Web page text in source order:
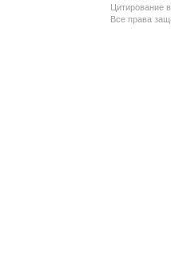
Цитирование
Все права